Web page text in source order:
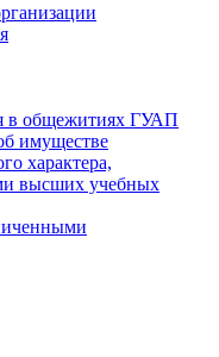
в общежитиях ГУАП
имуществе
характера,
высших учебных